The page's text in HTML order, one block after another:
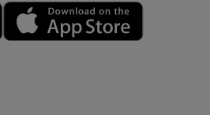
Play market